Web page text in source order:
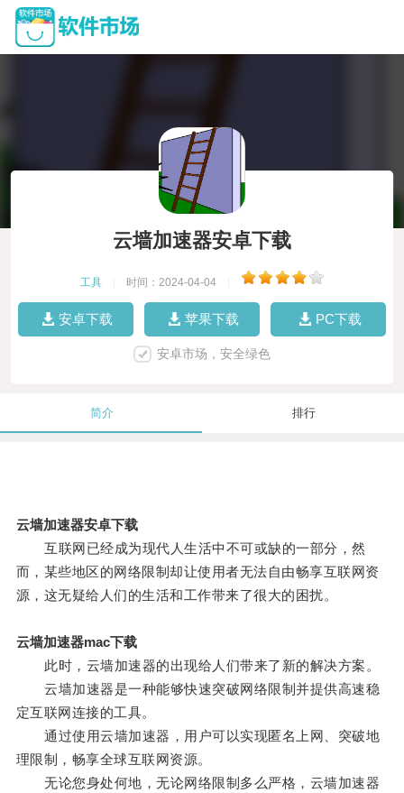
云墙加速器安卓下载
工具 时间：2024-04-04
安卓下载 苹果下载 PC下载
安卓市场，安全绿色
简介 排行
云墙加速器安卓下载
互联网已经成为现代人生活中不可或缺的一部分，然
而，某些地区的网络限制却让使用者无法自由畅享互联网资
源，这无疑给人们的生活和工作带来了很大的困扰。
云墙加速器mac下载
此时，云墙加速器的出现给人们带来了新的解决方案。
云墙加速器是一种能够快速突破网络限制并提供高速稳
定互联网连接的工具。
通过使用云墙加速器，用户可以实现匿名上网、突破地
理限制，畅享全球互联网资源。
无论您身处何地，无论网络限制多么严格，云墙加速器